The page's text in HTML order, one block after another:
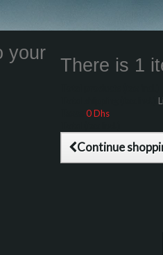
your
There is 1
0 Dhs
Continue